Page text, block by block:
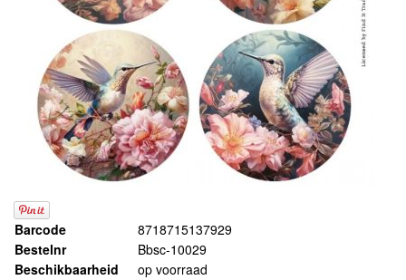
Barcode
8718715137929
Bestelnr
Bbsc-10029
Beschikbaarheid
op voorraad